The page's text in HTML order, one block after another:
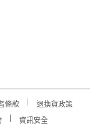
條款
退換貨政策
資訊安全